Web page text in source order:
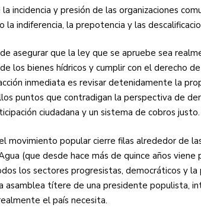
incidencia y presión de las organizaciones
la indiferencia, la prepotencia y las
asegurar que la ley que se apruebe sea
los bienes hídricos y cumplir con el derecho
inmediata es revisar detenidamente la
puntos que contradigan la perspectiva de
ciudadana y un sistema de cobros justo.
movimiento popular cierre filas alrededor de
(que desde hace más de quince años
los sectores progresistas, democráticos y la
asamblea títere de una presidente populista,
el país necesita.